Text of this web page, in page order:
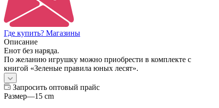
Где купить? Магазины
Описание
Енот без наряда.
По желанию игрушку можно приобрести в комплекте с
книгой «Зеленые правила юных лесят».
Запросить оптовый прайс
Размер—15 cm